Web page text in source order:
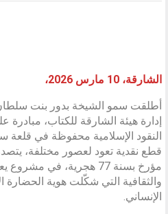
الشارقة، 10 مارس 2026،
أطلقت سمو الشيخة بدور بنت
إدارة هيئة الشارقة للكتاب،
قطع نقدية تعود لعصور مختلفة،
مؤرخ بسنة 77 هجرية، في
والثقافية التي شكّلت هوية الحضارة
الإنساني.